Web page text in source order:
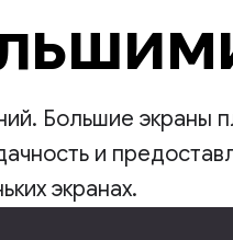
Большие экраны
и
экранах.